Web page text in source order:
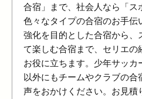
合宿」まで、社会人なら「
色々なタイプの合宿のお手伝
強化を目的とした合宿から、
て楽しむ合宿まで、セリエの
お役に立ちます。少年サッカ
以外にもチームやクラブの合
声をおかけください。お見積